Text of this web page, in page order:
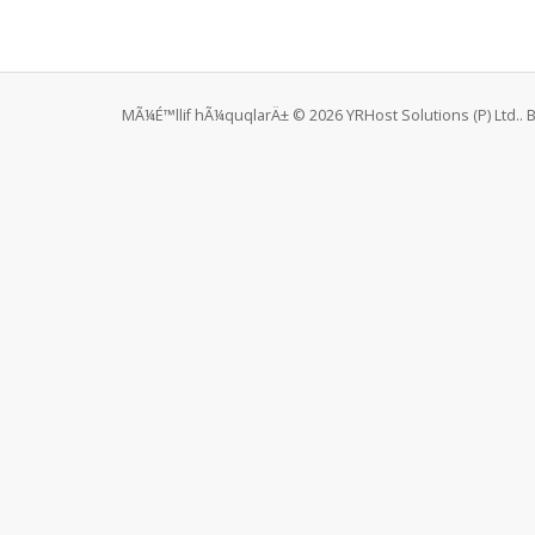
MÃ¼É™llif hÃ¼quqlarÄ± © 2026 YRHost Solutions (P)